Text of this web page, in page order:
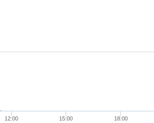
12:00 15:00 18:00